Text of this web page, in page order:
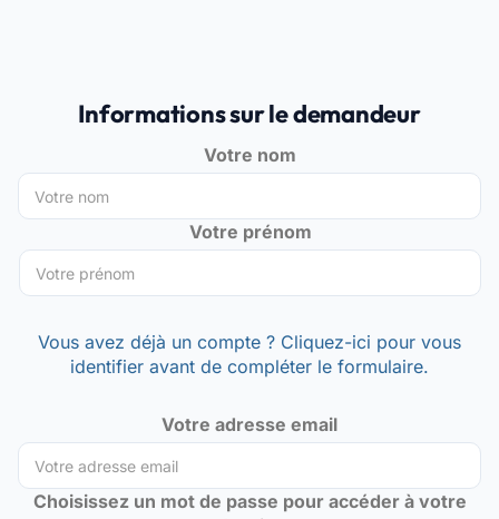
Informations sur le demandeur
Votre nom
Votre prénom
Vous avez déjà un compte ? Cliquez-ici pour vous
identifier avant de compléter le formulaire.
Votre adresse email
Choisissez un mot de passe pour accéder à votre